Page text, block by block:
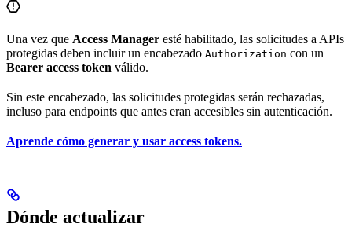
Una vez que Access Manager esté habilitado, las solicitudes a APIs
protegidas deben incluir un encabezado Authorization con un
Bearer access token válido.
Sin este encabezado, las solicitudes protegidas serán rechazadas,
incluso para endpoints que antes eran accesibles sin autenticación.
Aprende cómo generar y usar access tokens.
Dónde actualizar